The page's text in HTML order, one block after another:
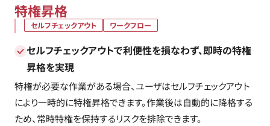
特権昇格
セルフチェックアウト ワークフロー
セルフチェックアウトで利便性を損なわず、即時の特権
昇格を実現
特権が必要な作業がある場合、ユーザはセルフチェックアウト
により一時的に特権昇格できます。作業後は自動的に降格する
ため、常時特権を保持するリスクを排除できます。